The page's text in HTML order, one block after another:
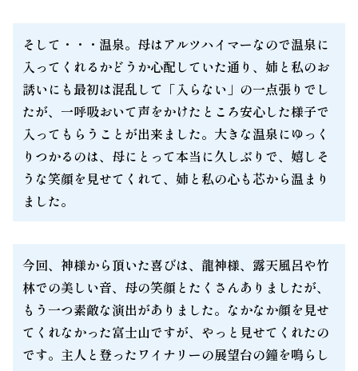
そして・・・温泉。母はアルツハイマーなので温泉に
入ってくれるかどうか心配していた通り、姉と私のお
誘いにも最初は混乱して「入らない」の一点張りでし
たが、一呼吸おいて声をかけたところ安心した様子で
入ってもらうことが出来ました。大きな温泉にゆっく
りつかるのは、母にとって本当に久しぶりで、嬉しそ
うな笑顔を見せてくれて、姉と私の心も芯から温まり
ました。
今回、神様から頂いた喜びは、龍神様、露天風呂や竹
林での美しい音、母の笑顔とたくさんありましたが、
もう一つ素敵な演出がありました。なかなか顔を見せ
てくれなかった富士山ですが、やっと見せてくれたの
です。主人と登ったワイナリーの展望台の鐘を鳴らし